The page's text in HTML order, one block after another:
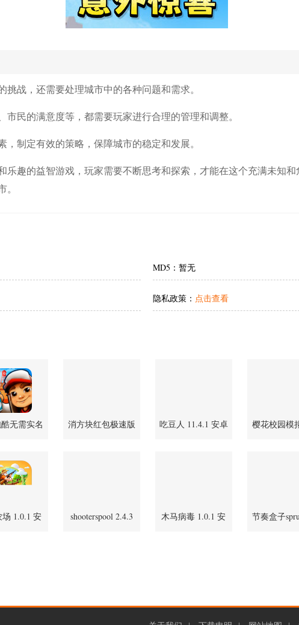
挑战，还需要处理城市中的各种问题和需求。
市民的满意度等，都需要玩家进行合理的管理和调整。
，制定有效的策略，保障城市的稳定和发展。
乐趣的益智游戏，玩家需要不断思考和探索，才能在这个充满未知和
MD5：暂无
隐私政策： 点击查看
无需实名
消方块红包极速版
吃豆人 11.4.1 安卓
樱花校园模
1.0.1 安
shooterspool 2.4.3
木马病毒 1.0.1 安
节奏盒子